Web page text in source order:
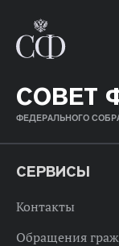
СОВЕТ
ФЕДЕРАЛЬНОГО
СЕРВИСЫ
Контакты
Обращения